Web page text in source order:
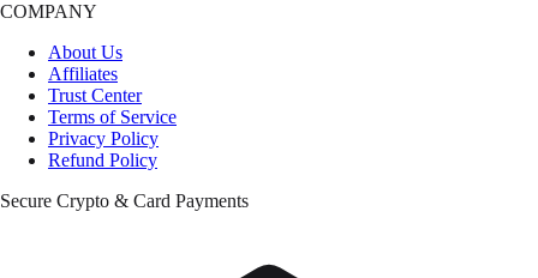
COMPANY
About Us
Affiliates
Trust Center
Terms of Service
Privacy Policy
Refund Policy
Secure Crypto & Card Payments